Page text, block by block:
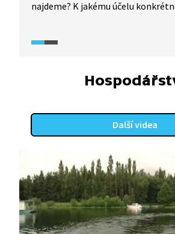
najdeme? K jakému účelu
Další videa